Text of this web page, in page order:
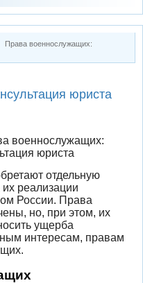
Права военнослужащих:
юриста
отдельную
реализации
России. Права
но, при этом, их
ущерба
интересам, правам